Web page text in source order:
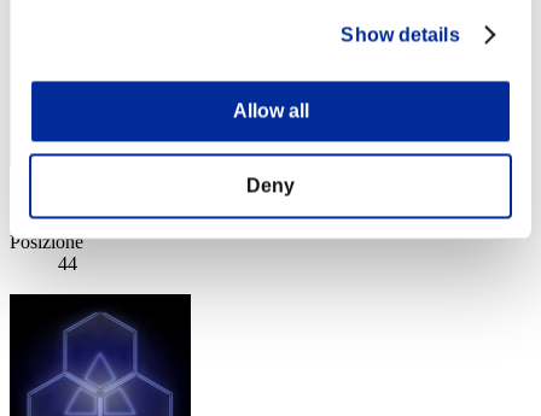
Show details
Allow all
Deny
Posizione
44